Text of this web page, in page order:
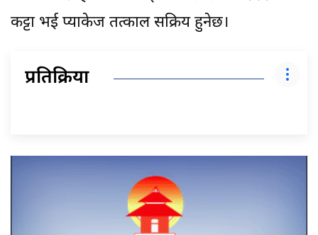
कट्टा भई प्याकेज तत्काल सक्रिय हुनेछ।
प्रतिक्रिया